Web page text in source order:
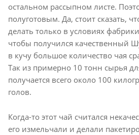
остальном рассыпном листе.
полуготовым. Да, стоит сказать,
делать только в условиях
чтобы получился качественный
в кучу большое количество чая
Так из примерно 10 тонн сырья
получается всего около 100
голов.
Когда-то этот чай считался
его измельчали и делали